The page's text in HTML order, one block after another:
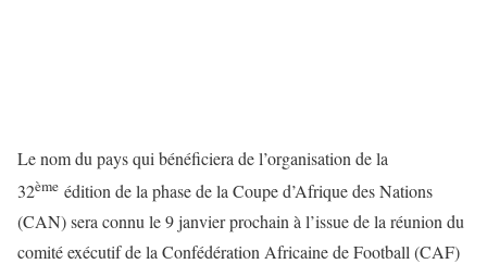
Le nom du pays qui bénéficiera de l’organisation de la
32ème édition de la phase de la Coupe d’Afrique des Nations
(CAN) sera connu le 9 janvier prochain à l’issue de la réunion du
comité exécutif de la Confédération Africaine de Football (CAF)